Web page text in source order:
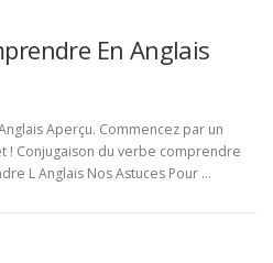
En Anglais
Aperçu. Commencez par un
! Conjugaison du verbe comprendre
L Anglais Nos Astuces Pour …